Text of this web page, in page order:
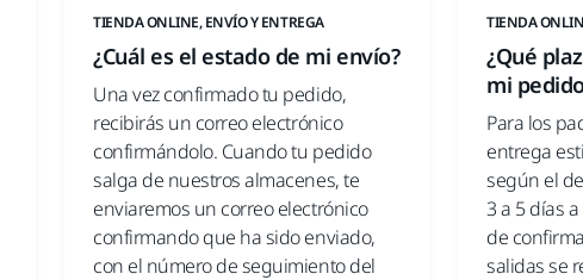
TIENDA ONLINE, ENVÍO Y ENTREGA
¿Cuál es el estado de mi envío?
Una vez confirmado tu pedido,
recibirás un correo electrónico
confirmándolo. Cuando tu pedido
salga de nuestros almacenes, te
enviaremos un correo electrónico
confirmando que ha sido enviado,
con el número de seguimiento del
TIENDA
¿Qué
mi
Para los
entrega
según el
3 a 5 días
de
salidas se